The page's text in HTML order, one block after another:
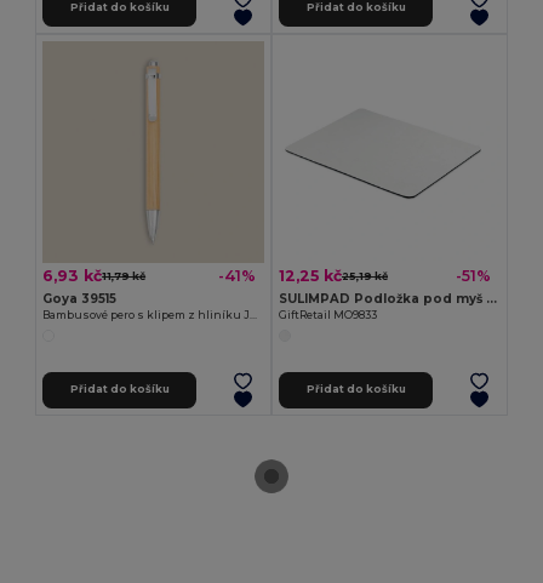
Přidat do košíku Přidat do košíku
6,93 kč11,79 kč -41%
Goya 39515
Přidat do košíku
12,25 kč25,19 kč -51%
SULIMPAD Podložka pod myš pro sublimaci
GiftRetail MO9833
Přidat do košíku